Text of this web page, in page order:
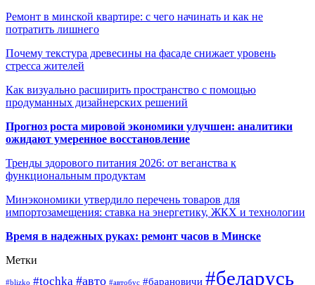
Ремонт в минской квартире: с чего начинать и как не
потратить лишнего
Почему текстура древесины на фасаде снижает уровень
стресса жителей
Как визуально расширить пространство с помощью
продуманных дизайнерских решений
Прогноз роста мировой экономики улучшен: аналитики
ожидают умеренное восстановление
Тренды здорового питания 2026: от веганства к
функциональным продуктам
Минэкономики утвердило перечень товаров для
импортозамещения: ставка на энергетику, ЖКХ и технологии
Время в надежных руках: ремонт часов в Минске
Метки
#blizko #tochka #авто #автобус #барановичи #беларусь